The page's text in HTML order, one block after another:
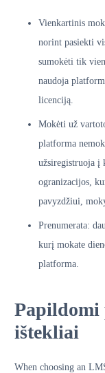
Vienkartinis
norint pasiekti
sumokėti tik
naudoja
licenciją.
Mokėti už
platforma
užsiregistruoja į
ogranizacijos,
pavyzdžiui,
Prenumerata:
kurį mokate
platforma.
ištekliai
When choosing an